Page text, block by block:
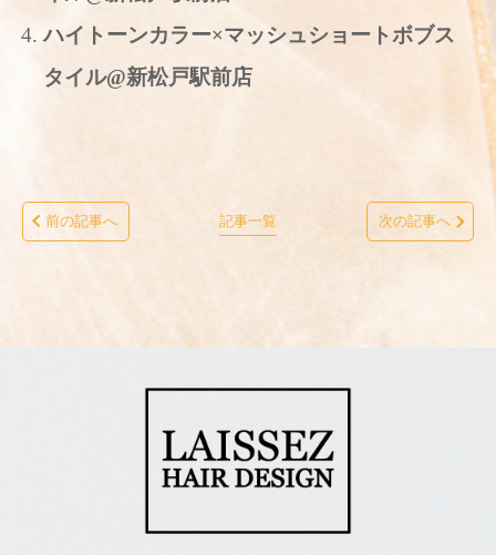
ハイトーンカラー×マッシュショートボブス
タイル@新松戸駅前店
前の記事へ 記事一覧 次の記事へ